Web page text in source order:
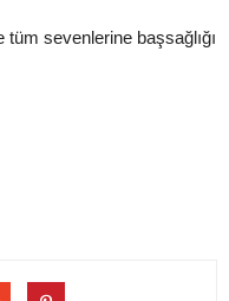
sevenlerine başsağlığı